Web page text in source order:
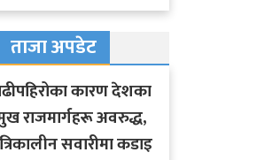
ताजा अपडेट
कारण देशका
राजमार्गहरू अवरुद्ध,
सवारीमा कडाइ